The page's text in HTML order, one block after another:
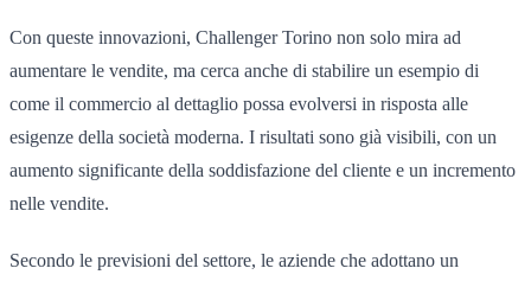
Con queste innovazioni, Challenger Torino non solo mira ad
aumentare le vendite, ma cerca anche di stabilire un esempio di
come il commercio al dettaglio possa evolversi in risposta alle
esigenze della società moderna. I risultati sono già visibili, con un
aumento significante della soddisfazione del cliente e un incremento
nelle vendite.
Secondo le previsioni del settore, le aziende che adottano un